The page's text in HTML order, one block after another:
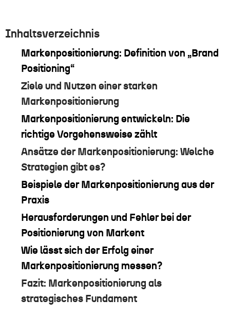
Inhaltsverzeichnis
Markenpositionierung: Definition von „Brand
Positioning“
Ziele und Nutzen einer starken
Markenpositionierung
Markenpositionierung entwickeln: Die
richtige Vorgehensweise zählt
Ansätze der Markenpositionierung: Welche
Strategien gibt es?
Beispiele der Markenpositionierung aus der
Praxis
Herausforderungen und Fehler bei der
Positionierung von Markent
Wie lässt sich der Erfolg einer
Markenpositionierung messen?
Fazit: Markenpositionierung als
strategisches Fundament